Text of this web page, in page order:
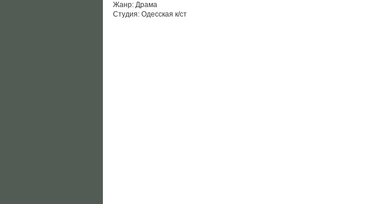
Жанр: Драма
Студия: Одесская к/ст